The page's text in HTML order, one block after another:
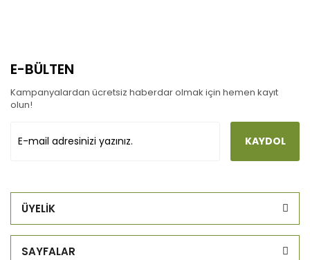
E-BÜLTEN
Kampanyalardan ücretsiz haberdar olmak için hemen kayıt
olun!
KAYDOL
ÜYELİK
SAYFALAR